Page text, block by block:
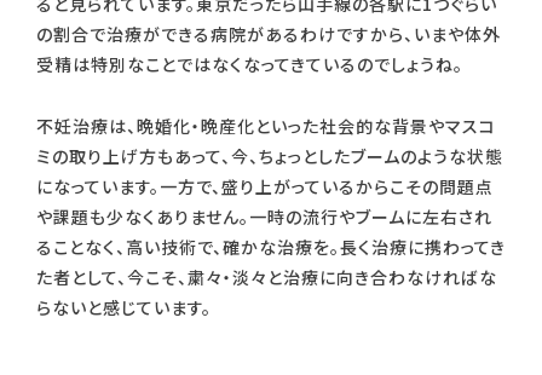
の割合で治療ができる病院があるわけですから、いまや体外
受精は特別なことではなくなってきているのでしょうね。
不妊治療は、晩婚化・晩産化といった社会的な背景やマスコ
ミの取り上げ方もあって、今、ちょっとしたブームのような状態
になっています。一方で、盛り上がっているからこその問題点
や課題も少なくありません。一時の流行やブームに左右され
ることなく、高い技術で、確かな治療を。長く治療に携わってき
た者として、今こそ、粛々・淡々と治療に向き合わなければな
らないと感じています。